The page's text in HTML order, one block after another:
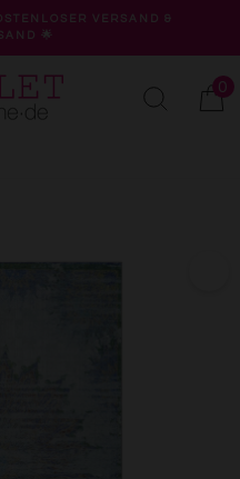
VERSAND &
🌟
Suche0